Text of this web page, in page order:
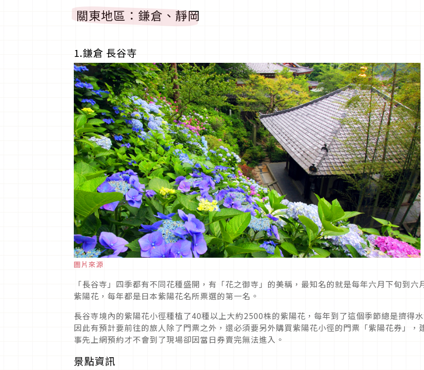
關東地區：鎌倉、靜岡
1.鎌倉 長谷寺
圖片來源
「長谷寺」四季都有不同花種盛開，有「花之御寺」的美稱，最知名的就是每年六月下旬到六
紫陽花，每年都是日本紫陽花名所票選的第一名。
長谷寺境內的紫陽花小徑種植了40種以上大約2500株的紫陽花，每年到了這個季節總是擠得水
因此有預計要前往的旅人除了門票之外，還必須要另外購買紫陽花小徑的門票「紫陽花券」，
事先上網預約才不會到了現場卻因當日券賣完無法進入。
景點資訊